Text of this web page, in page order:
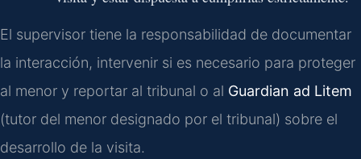
El supervisor tiene la responsabilidad de documentar
la interacción, intervenir si es necesario para proteger
al menor y reportar al tribunal o al Guardian ad Litem
(tutor del menor designado por el tribunal) sobre el
desarrollo de la visita.